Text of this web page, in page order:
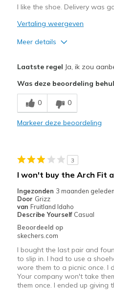
I like the shoe. Delivery was
Vertaling weergeven
Meer details
Comfortable
Beste toepassingen
Casual Wear
Sizing
View On Shoes
Shoes are
Laatste regel Ja, ik zou
Was deze beoordeling
0 0
Markeer deze beoordeling
3
I won't buy the Arch Fit
Ingezonden 3 maanden geleden
Door Grizz
van Fruitland Idaho
Describe Yourself Casual
Beoordeeld op
skechers.com
I bought the last pair and
to slip in. I had to use a
wore them to a picnic once. I
Your company won't take
them once. I ended up giving